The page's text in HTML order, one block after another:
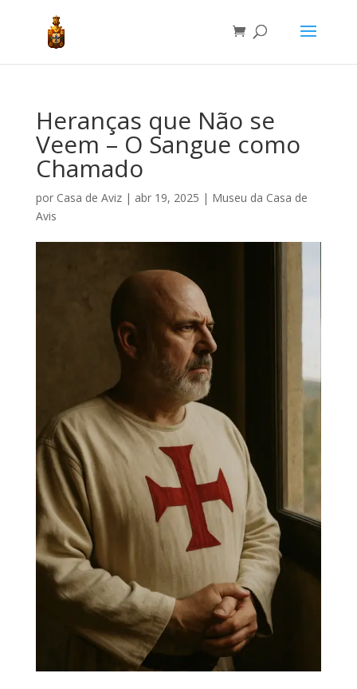
Heranças que Não se
Veem – O Sangue como
Chamado
por Casa de Aviz| abr 19, 2025 | Museu da Casa de
Avis